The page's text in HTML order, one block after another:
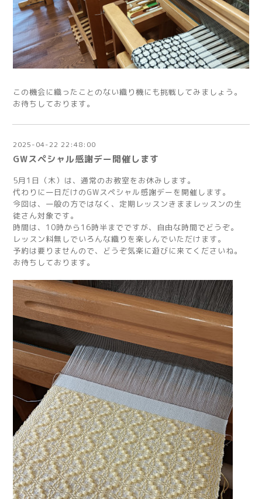
この機会に織ったことのない織り機にも挑戦してみましょう。
お待ちしております。
2025-04-22 22:48:00
GWスペシャル感謝デー開催します
5月1日（木）は、通常のお教室をお休みします。
代わりに一日だけのGWスペシャル感謝デーを開催します。
今回は、一般の方ではなく、定期レッスンきままレッスンの生
徒さん対象です。
時間は、10時から16時半までですが、自由な時間でどうぞ。
レッスン料無しでいろんな織りを楽しんでいただけます。
予約は要りませんので、どうぞ気楽に遊びに来てくださいね。
お待ちしております。